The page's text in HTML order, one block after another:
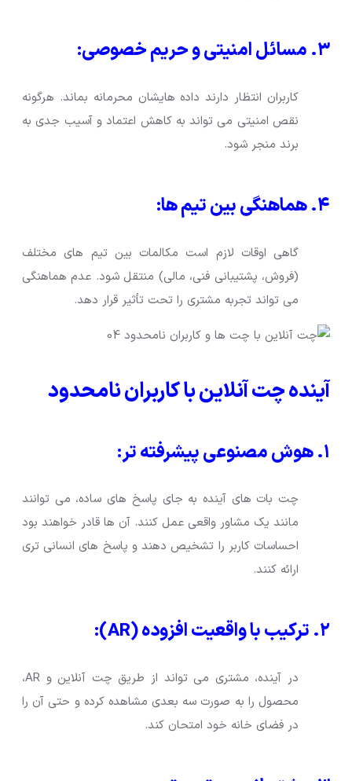
۳. مسائل امنیتی و حریم خصوصی:
کاربران انتظار دارند داده هایشان محرمانه بماند. هرگونه
نقص امنیتی می تواند به کاهش اعتماد و آسیب جدی به
برند منجر شود.
۴. هماهنگی بین تیم ها:
گاهی اوقات لازم است مکالمات بین تیم های مختلف
(فروش، پشتیبانی فنی، مالی) منتقل شود. عدم هماهنگی
می تواند تجربه مشتری را تحت تأثیر قرار دهد.
آینده چت آنلاین با کاربران نامحدود
۱. هوش مصنوعی پیشرفته تر:
چت بات های آینده به جای پاسخ های ساده، می توانند
مانند یک مشاور واقعی عمل کنند. آن ها قادر خواهند بود
احساسات کاربر را تشخیص دهند و پاسخ های انسانی تری
ارائه کنند.
۲. ترکیب با واقعیت افزوده (AR):
در آینده، مشتری می تواند از طریق چت آنلاین و AR،
محصول را به صورت سه بعدی مشاهده کرده و حتی آن را
در فضای خانه خود امتحان کند.